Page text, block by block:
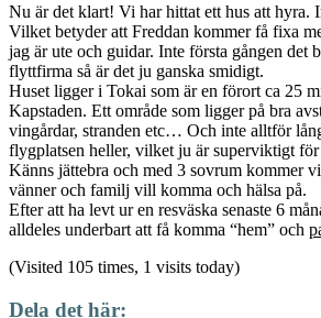
Nu är det klart! Vi har hittat ett hus att hyra.
Vilket betyder att Freddan kommer få fixa
jag är ute och guidar. Inte första gången det
flyttfirma så är det ju ganska smidigt.
Huset ligger i Tokai som är en förort ca 25
Kapstaden. Ett område som ligger på bra
vingårdar, stranden etc… Och inte alltför
flygplatsen heller, vilket ju är superviktigt
Känns jättebra och med 3 sovrum kommer
vänner och familj vill komma och hälsa på.
Efter att ha levt ur en resväska senaste 6
alldeles underbart att få komma “hem” och
(Visited 105 times, 1 visits today)
Dela det här: